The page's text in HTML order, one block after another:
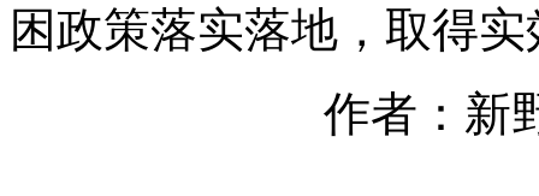
困政策落实落地，取得实
作者：新野